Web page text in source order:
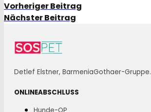
Vorheriger Beitrag
Nächster Beitrag
Detlef Elstner, BarmeniaGothaer-Gruppe.
ONLINEABSCHLUSS